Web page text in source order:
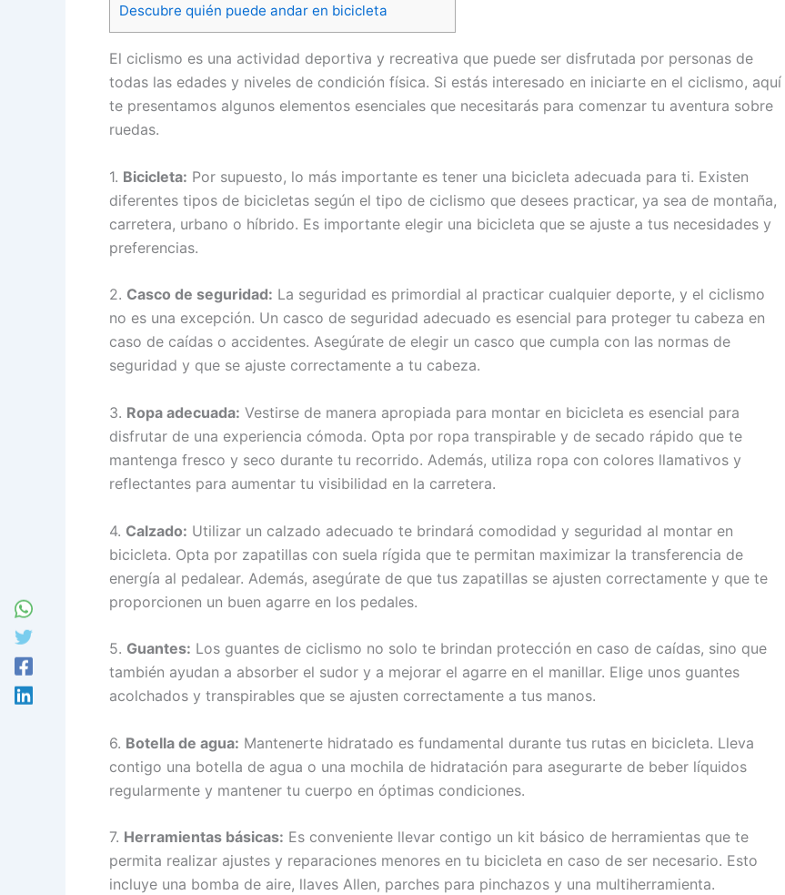
Descubre quién puede andar en bicicleta
El ciclismo es una actividad deportiva y recreativa que puede ser disfrutada por personas de
todas las edades y niveles de condición física. Si estás interesado en iniciarte en el ciclismo, aquí
te presentamos algunos elementos esenciales que necesitarás para comenzar tu aventura sobre
ruedas.
1. Bicicleta: Por supuesto, lo más importante es tener una bicicleta adecuada para ti. Existen
diferentes tipos de bicicletas según el tipo de ciclismo que desees practicar, ya sea de montaña,
carretera, urbano o híbrido. Es importante elegir una bicicleta que se ajuste a tus necesidades y
preferencias.
2. Casco de seguridad: La seguridad es primordial al practicar cualquier deporte, y el ciclismo
no es una excepción. Un casco de seguridad adecuado es esencial para proteger tu cabeza en
caso de caídas o accidentes. Asegúrate de elegir un casco que cumpla con las normas de
seguridad y que se ajuste correctamente a tu cabeza.
3. Ropa adecuada: Vestirse de manera apropiada para montar en bicicleta es esencial para
disfrutar de una experiencia cómoda. Opta por ropa transpirable y de secado rápido que te
mantenga fresco y seco durante tu recorrido. Además, utiliza ropa con colores llamativos y
reflectantes para aumentar tu visibilidad en la carretera.
4. Calzado: Utilizar un calzado adecuado te brindará comodidad y seguridad al montar en
bicicleta. Opta por zapatillas con suela rígida que te permitan maximizar la transferencia de
energía al pedalear. Además, asegúrate de que tus zapatillas se ajusten correctamente y que te
proporcionen un buen agarre en los pedales.
5. Guantes: Los guantes de ciclismo no solo te brindan protección en caso de caídas, sino que
también ayudan a absorber el sudor y a mejorar el agarre en el manillar. Elige unos guantes
acolchados y transpirables que se ajusten correctamente a tus manos.
6. Botella de agua: Mantenerte hidratado es fundamental durante tus rutas en bicicleta. Lleva
contigo una botella de agua o una mochila de hidratación para asegurarte de beber líquidos
regularmente y mantener tu cuerpo en óptimas condiciones.
7. Herramientas básicas: Es conveniente llevar contigo un kit básico de herramientas que te
permita realizar ajustes y reparaciones menores en tu bicicleta en caso de ser necesario. Esto
incluye una bomba de aire, llaves Allen, parches para pinchazos y una multiherramienta.